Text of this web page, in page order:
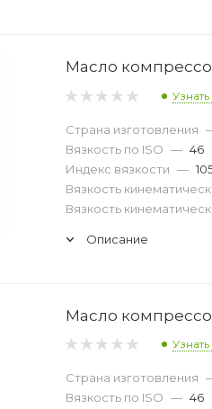
Масло
Страна изготовления
Вязкость по ISO — 46
Индекс вязкости —
Вязкость
Вязкость
Описание
Масло
Страна изготовления
Вязкость по ISO — 46